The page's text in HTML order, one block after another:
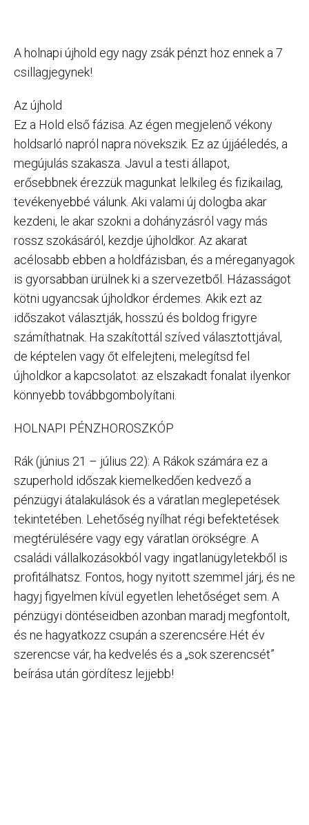
A holnapi újhold egy nagy zsák pénzt hoz ennek a 7
csillagjegynek!
Az újhold
Ez a Hold első fázisa. Az égen megjelenő vékony
holdsarló napról napra növekszik. Ez az újjáéledés, a
megújulás szakasza. Javul a testi állapot,
erősebbnek érezzük magunkat lelkileg és fizikailag,
tevékenyebbé válunk. Aki valami új dologba akar
kezdeni, le akar szokni a dohányzásról vagy más
rossz szokásáról, kezdje újholdkor. Az akarat
acélosabb ebben a holdfázisban, és a méreganyagok
is gyorsabban ürülnek ki a szervezetből. Házasságot
kötni ugyancsak újholdkor érdemes. Akik ezt az
időszakot választják, hosszú és boldog frigyre
számíthatnak. Ha szakítottál szíved választottjával,
de képtelen vagy őt elfelejteni, melegítsd fel
újholdkor a kapcsolatot: az elszakadt fonalat ilyenkor
könnyebb továbbgombolyítani.
HOLNAPI PÉNZHOROSZKÓP
Rák (június 21 – július 22): A Rákok számára ez a
szuperhold időszak kiemelkedően kedvező a
pénzügyi átalakulások és a váratlan meglepetések
tekintetében. Lehetőség nyílhat régi befektetések
megtérülésére vagy egy váratlan örökségre. A
családi vállalkozásokból vagy ingatlanügyletekből is
profitálhatsz. Fontos, hogy nyitott szemmel járj, és ne
hagyj figyelmen kívül egyetlen lehetőséget sem. A
pénzügyi döntéseidben azonban maradj megfontolt,
és ne hagyatkozz csupán a szerencsére.Hét év
szerencse vár, ha kedvelés és a „sok szerencsét”
beírása után gördítesz lejjebb!